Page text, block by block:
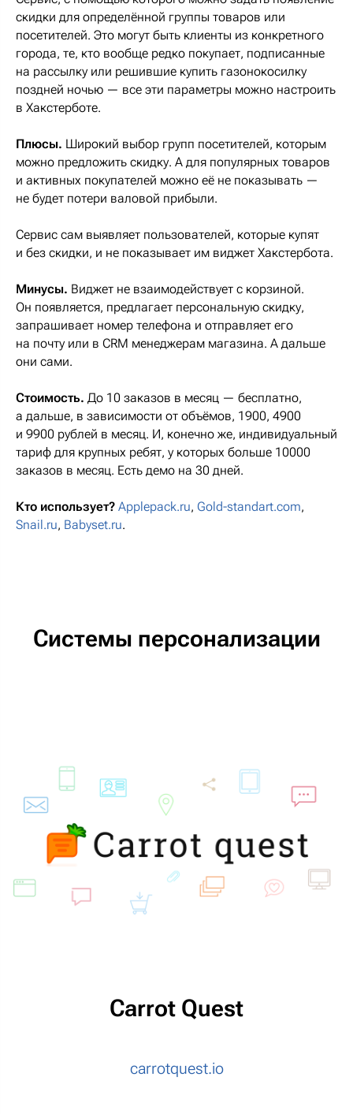
скидки для определённой группы товаров или
посетителей. Это могут быть клиенты из конкретного
города, те, кто вообще редко покупает, подписанные
на рассылку или решившие купить газонокосилку
поздней ночью — все эти параметры можно настроить
в Хакстерботе.
Плюсы. Широкий выбор групп посетителей, которым
можно предложить скидку. А для популярных товаров
и активных покупателей можно её не показывать —
не будет потери валовой прибыли.
Сервис сам выявляет пользователей, которые купят
и без скидки, и не показывает им виджет Хакстербота.
Минусы. Виджет не взаимодействует с корзиной.
Он появляется, предлагает персональную скидку,
запрашивает номер телефона и отправляет его
на почту или в CRM менеджерам магазина. А дальше
они сами.
Стоимость. До 10 заказов в месяц — бесплатно,
а дальше, в зависимости от объёмов, 1900, 4900
и 9900 рублей в месяц. И, конечно же, индивидуальный
тариф для крупных ребят, у которых больше 10000
заказов в месяц. Есть демо на 30 дней.
Кто использует? Applepack.ru, Gold-standart.com,
Snail.ru, Babyset.ru.
Системы персонализации
Сarrot Quest
carrotquest.io